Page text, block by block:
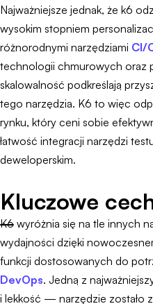
Najważniejsze jednak, że k6
wysokim stopniem
różnorodnymi narzędziami CI/
technologii chmurowych oraz
skalowalność podkreślają
tego narzędzia. K6 to więc
rynku, który ceni sobie
łatwość integracji narzędzi
deweloperskim.
Kluczowe
K6 wyróżnia się na tle innych
wydajności dzięki
funkcji dostosowanych do
DevOps. Jedną z
i lekkość — narzędzie zostało